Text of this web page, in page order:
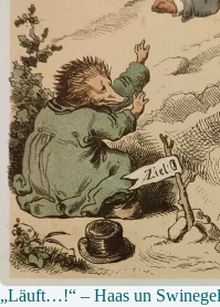
„Läuft…!“ – Haas un